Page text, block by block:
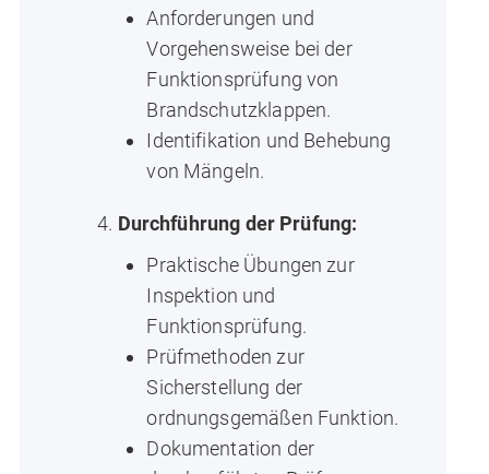
Anforderungen und
Vorgehensweise bei der
Funktionsprüfung von
Brandschutzklappen.
Identifikation und Behebung
von Mängeln.
Durchführung der Prüfung:
Praktische Übungen zur
Inspektion und
Funktionsprüfung.
Prüfmethoden zur
Sicherstellung der
ordnungsgemäßen Funktion.
Dokumentation der